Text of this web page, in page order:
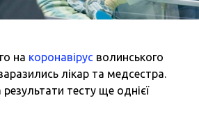
на коронавірус волинського
лікар та медсестра.
тесту ще однієї